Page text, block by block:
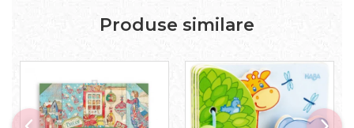
Produse similare